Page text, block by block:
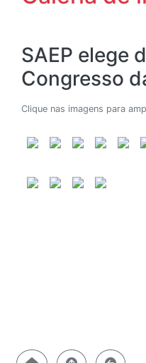
SAEP elege
Congresso
Clique nas imagens para